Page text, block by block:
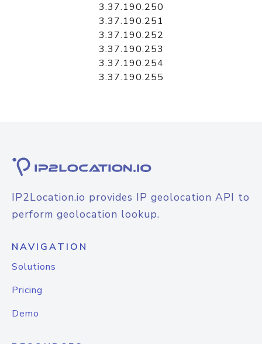
3.37.190.250
3.37.190.251
3.37.190.252
3.37.190.253
3.37.190.254
3.37.190.255
IP2Location.io provides IP geolocation API to
perform geolocation lookup.
NAVIGATION
Solutions
Pricing
Demo